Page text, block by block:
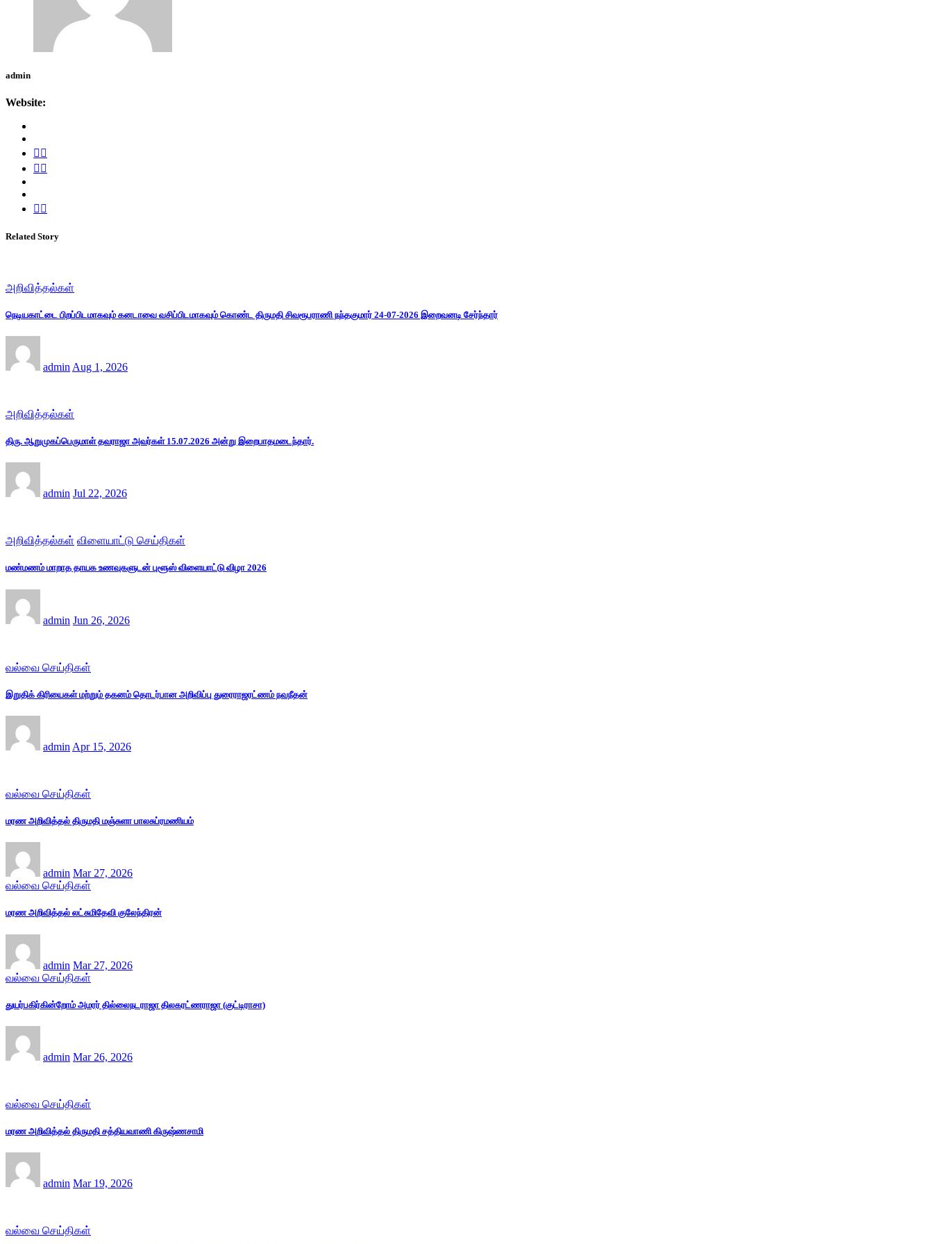
admin
Website:
Related Story
அறிவித்தல்கள்
நெடியகாட்டை பிறப்பிடமாகவும் கனடாவை வசிப்பிடமாகவும் கொண்ட திருமதி சிவரூபராணி நந்தகுமார் 24-07-2026 இறைவனடி சேர்ந்தார்
admin Aug 1, 2026
அறிவித்தல்கள்
திரு. ஆறுமுகப்பெருமாள் தவராஜா அவர்கள் 15.07.2026 அன்று இறைபாதமடைந்தார்.
admin Jul 22, 2026
அறிவித்தல்கள் விளையாட்டு செய்திகள்
மண்மணம் மாறாத தாயக உணவுகளுடன் புளூஸ் விளையாட்டு விழா 2026
admin Jun 26, 2026
வல்வை செய்திகள்
இறுதிக் கிரியைகள் மற்றும் தகனம் தொடர்பான அறிவிப்பு துரைராஜரட்ணம் நவநீதன்
admin Apr 15, 2026
வல்வை செய்திகள்
மரண அறிவித்தல் திருமதி மஞ்சுளா பாலசுப்ரமணியம்
admin Mar 27, 2026
வல்வை செய்திகள்
மரண அறிவித்தல் லட்சுமிதேவி குலேந்திரன்
admin Mar 27, 2026
வல்வை செய்திகள்
துயர்பகிர்கின்றோம் அமரர் தில்லைநடராஜா திலகரட்ணராஜா (குட்டிராசா)
admin Mar 26, 2026
வல்வை செய்திகள்
மரண அறிவித்தல் திருமதி சத்தியவாணி கிருஷ்ணசாமி
admin Mar 19, 2026
வல்வை செய்திகள்